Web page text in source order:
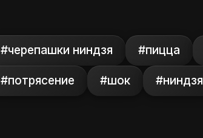
#черепашки ниндзя #пицца
#потрясение #шок #ниндзя